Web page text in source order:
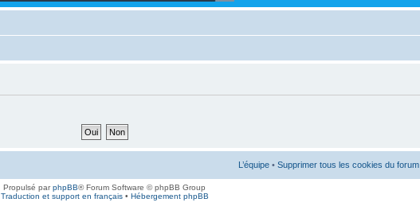
L’équipe • Supprimer tous les cookies du forum
Propulsé parphpBB® Forum Software © phpBB Group
Traduction et support en français• Hébergement phpBB